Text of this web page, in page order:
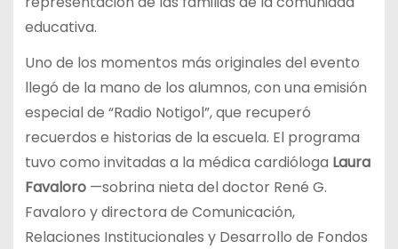
educativa.
Uno de los momentos más originales del evento
llegó de la mano de los alumnos, con una emisión
especial de “Radio Notigol”, que recuperó
recuerdos e historias de la escuela. El programa
tuvo como invitadas a la médica cardióloga Laura
Favaloro —sobrina nieta del doctor René G.
Favaloro y directora de Comunicación,
Relaciones Institucionales y Desarrollo de Fondos